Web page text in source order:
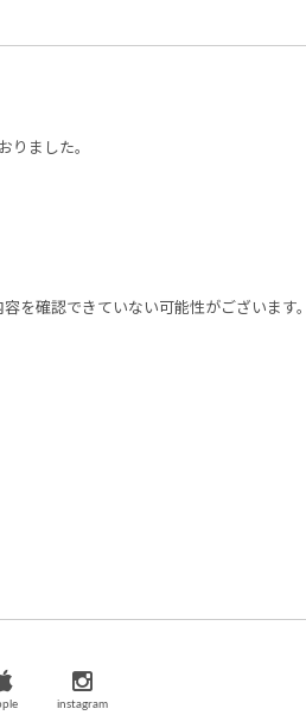
りました。
を確認できていない可能性がございます。
instagram